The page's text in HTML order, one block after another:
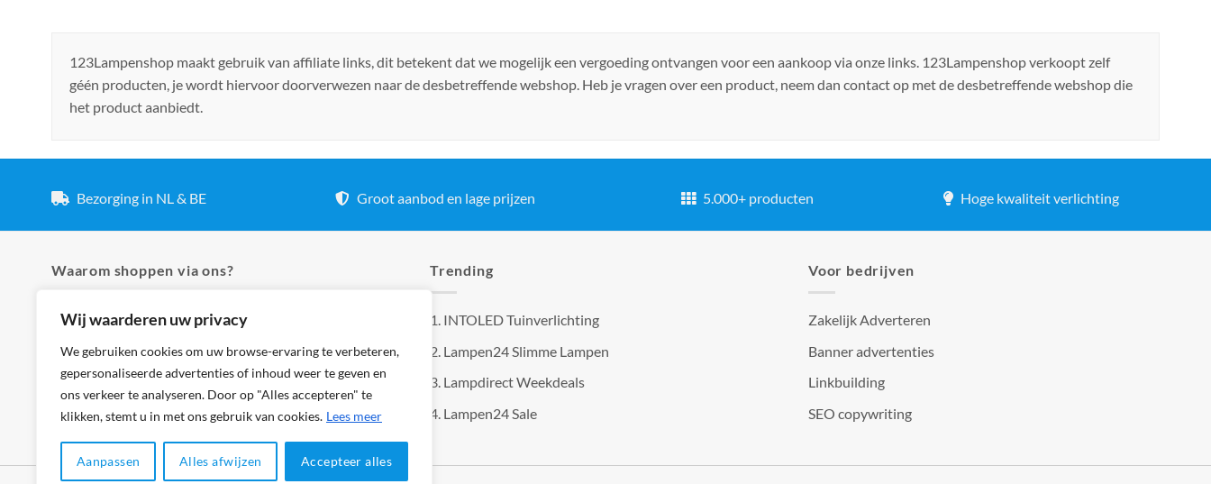
Wij waarderen uw privacy
We gebruiken cookies om uw browse-ervaring te verbeteren,
gepersonaliseerde advertenties of inhoud weer te geven en
ons verkeer te analyseren. Door op "Alles accepteren" te
klikken, stemt u in met ons gebruik van cookies. Lees meer
Aanpassen Alles afwijzen Accepteer alles
123Lampenshop maakt gebruik van affiliate links, dit betekent dat we mogelijk een vergoeding ontvangen voor een aankoop via onze links. 123Lampenshop verkoopt zelf
géén producten, je wordt hiervoor doorverwezen naar de desbetreffende webshop. Heb je vragen over een product, neem dan contact op met de desbetreffende webshop die
het product aanbiedt.
Bezorging in NL & BE Groot aanbod en lage prijzen 5.000+ producten Hoge kwaliteit verlichting
Waarom shoppen via ons?
✓ Hoogste kwaliteit lampen
✓ Meer dan 5.000 producten
✓ Groot aanbod en lage prijzen
✓ Bezorging in NL & BE
Trending
1. INTOLED Tuinverlichting
2. Lampen24 Slimme Lampen
3. Lampdirect Weekdeals
4. Lampen24 Sale
Voor bedrijven
Zakelijk Adverteren
Banner advertenties
Linkbuilding
SEO copywriting